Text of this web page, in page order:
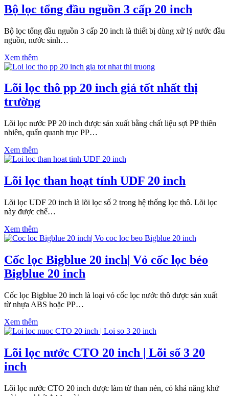
Bộ lọc tổng đầu nguồn 3 cấp 20 inch
Bộ lọc tổng đầu nguồn 3 cấp 20 inch là thiết bị dùng xử lý nước đầu
nguồn, nước sinh…
Xem thêm
Lõi lọc thô pp 20 inch giá tốt nhất thị
trường
Lõi lọc nước PP 20 inch được sản xuất bằng chất liệu sợi PP thiên
nhiên, quấn quanh trục PP…
Xem thêm
Lõi lọc than hoạt tính UDF 20 inch
Lõi lọc UDF 20 inch là lõi lọc số 2 trong hệ thống lọc thô. Lõi lọc
này được chế…
Xem thêm
Cốc lọc Bigblue 20 inch| Vỏ cốc lọc béo
Bigblue 20 inch
Cốc lọc Bigblue 20 inch là loại vỏ cốc lọc nước thô được sản xuất
từ nhựa ABS hoặc PP…
Xem thêm
Lõi lọc nước CTO 20 inch | Lõi số 3 20
inch
Lõi lọc nước CTO 20 inch được làm từ than nén, có khả năng khử